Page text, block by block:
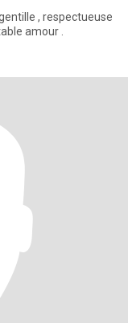
, respectueuse
amour .